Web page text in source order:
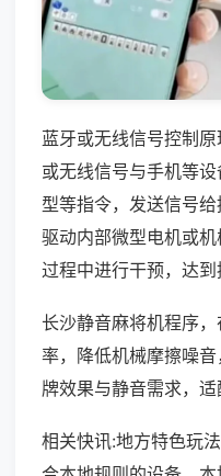
蓝牙或无线信号控制
或无线信号与手机等
型等指令，发送信号
驱动内部微型电机或
过程中进行干预，达到
长沙静音麻将机程序
率，降低机械摩擦噪
牌效果与静音需求，适
相关快讯:地方特色玩